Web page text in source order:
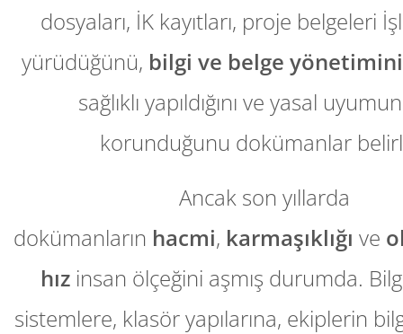
dosyaları, İK kayıtları, proje belgeleri
yürüdüğünü, bilgi ve belge
sağlıklı yapıldığını ve yasal
korunduğunu dokümanlar
Ancak son yıllarda
dokümanların hacmi, karmaşıklığı ve
hız insan ölçeğini aşmış durumda.
sistemlere, klasör yapılarına, ekiplerin